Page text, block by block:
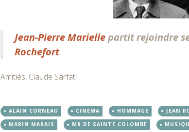
Jean-Pierre Mariellepartit rejoindre
Rochefort
Amitiés, Claude Sarfati
ALAIN CORNEAU CINÉMA HOMMAGE JEAN
MARIN MARAIS
MR DE SAINTE COLOMBE